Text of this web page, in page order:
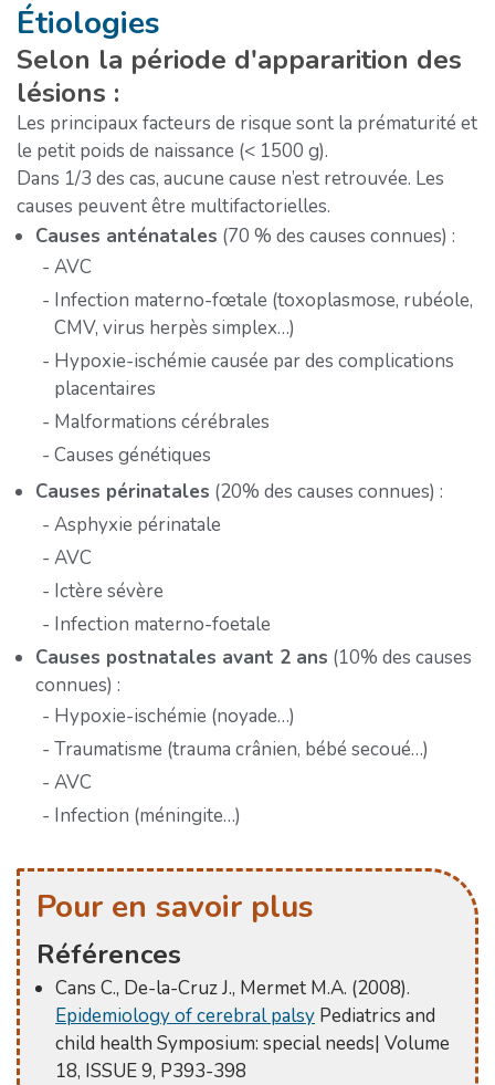
Étiologies
Selon la période d'appararition des
lésions :
Les principaux facteurs de risque sont la prématurité et
le petit poids de naissance (< 1500 g).
Dans 1/3 des cas, aucune cause n’est retrouvée. Les
causes peuvent être multifactorielles.
Causes anténatales (70 % des causes connues) :
AVC
Infection materno-fœtale (toxoplasmose, rubéole,
CMV, virus herpès simplex…)
Hypoxie-ischémie causée par des complications
placentaires
Malformations cérébrales
Causes génétiques
Causes périnatales (20% des causes connues) :
Asphyxie périnatale
AVC
Ictère sévère
Infection materno-foetale
Causes postnatales avant 2 ans (10% des causes
connues) :
Hypoxie-ischémie (noyade…)
Traumatisme (trauma crânien, bébé secoué…)
AVC
Infection (méningite…)
Pour en savoir plus
Références
Cans C., De-la-Cruz J., Mermet M.A. (2008).
Epidemiology of cerebral palsy Pediatrics and
child health Symposium: special needs| Volume
18, ISSUE 9, P393-398